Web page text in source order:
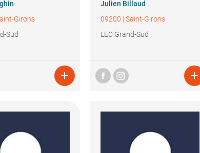
Girons
Sud

Julien Billaud
09200 | Saint-Girons
LEC Grand-Sud
